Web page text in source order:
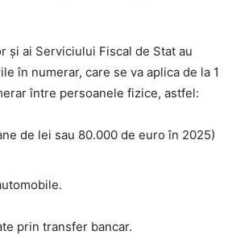
ai Serviciului Fiscal de Stat au
în numerar, care se va aplica de la 1
între persoanele fizice, astfel:
de lei sau 80.000 de euro în 2025)
prin transfer bancar.